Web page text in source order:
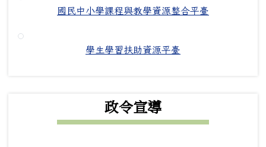
國民中小學課程與教學資源整合平臺
學生學習扶助資源平臺
政令宣導